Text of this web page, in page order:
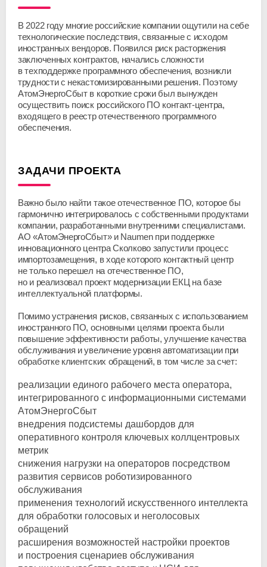
В 2022 году многие российские компании ощутили на себе
технологические последствия, связанные с исходом
иностранных вендоров. Появился риск расторжения
заключенных контрактов, начались сложности
в техподдержке программного обеспечения, возникли
трудности с некастомизированными решения. Поэтому
АтомЭнергоСбыт в короткие сроки был вынужден
осуществить поиск российского ПО контакт-центра,
входящего в реестр отечественного программного
обеспечения.
ЗАДАЧИ ПРОЕКТА
Важно было найти такое отечественное ПО, которое бы
гармонично интегрировалось с собственными продуктами
компании, разработанными внутренними специалистами.
АО «АтомЭнергоСбыт»и Naumen при поддержке
инновационного центра Сколково запустили процесс
импортозамещения, в ходе которого контактный центр
не только перешел на отечественное ПО,
но и реализовал проект модернизации ЕКЦ на базе
интеллектуальной платформы.
Помимо устранения рисков, связанных с использованием
иностранного ПО, основными целями проекта были
повышение эффективности работы, улучшение качества
обслуживания и увеличение уровня автоматизации при
обработке клиентских обращений, в том числе за счет:
реализации единого рабочего места оператора,
интегрированного с информационными системами
АтомЭнергоСбыт
внедрения подсистемы дашбордов для
оперативного контроля ключевых коллцентровых
метрик
снижения нагрузки на операторов посредством
развития сервисов роботизированного
обслуживания
применения технологий искусственного интеллекта
для обработки голосовых и неголосовых
обращений
расширения возможностей настройки проектов
и построения сценариев обслуживания